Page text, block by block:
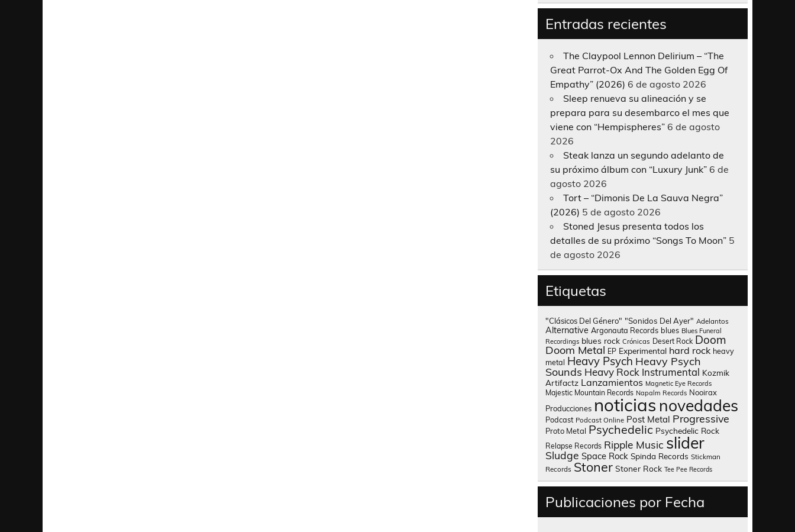
Entradas recientes
The Claypool Lennon Delirium – “The
Great Parrot-Ox And The Golden Egg Of
Empathy” (2026) 6 de agosto 2026
Sleep renueva su alineación y se
prepara para su desembarco el mes que
viene con “Hempispheres” 6 de agosto
2026
Steak lanza un segundo adelanto de
su próximo álbum con “Luxury Junk” 6 de
agosto 2026
Tort – “Dimonis De La Sauva Negra”
(2026) 5 de agosto 2026
Stoned Jesus presenta todos los
detalles de su próximo “Songs To Moon” 5
de agosto 2026
Etiquetas
"Clásicos Del Género" "Sonidos Del Ayer" Adelantos
Alternative Argonauta Records blues Blues Funeral
Recordings blues rock Crónicas Desert Rock Doom
Doom Metal EP Experimental hard rock heavy
metal Heavy Psych Heavy Psych
Sounds Heavy Rock Instrumental Kozmik
Artifactz Lanzamientos Magnetic Eye Records
Majestic Mountain Records Napalm Records Nooirax
Producciones noticias novedades
Podcast Podcast Online Post Metal Progressive
Proto Metal Psychedelic Psychedelic Rock
Relapse Records Ripple Music slider
Sludge Space Rock Spinda Records Stickman
Records Stoner Stoner Rock Tee Pee Records
Publicaciones por Fecha